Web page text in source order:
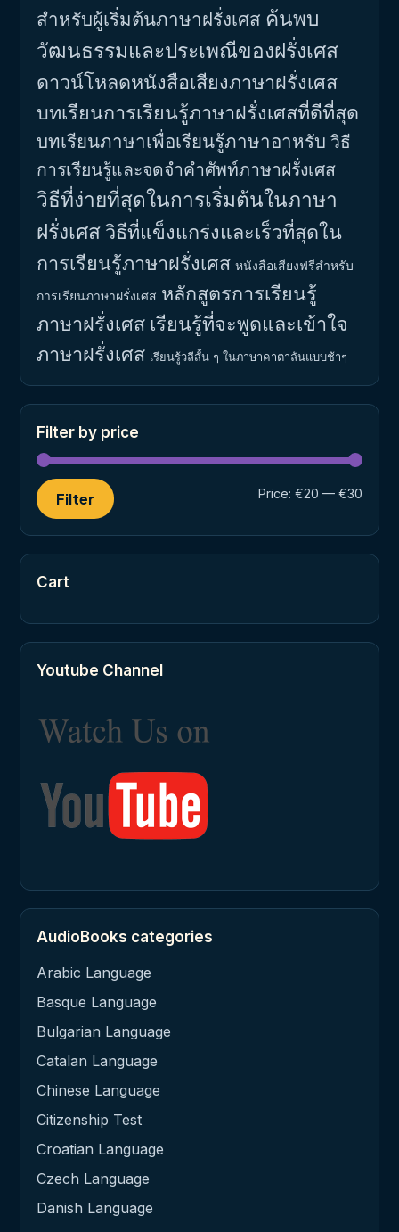
สำหรับผู้เริ่มต้นภาษาฝรั่งเศส ค้นพบ
วัฒนธรรมและประเพณีของฝรั่งเศส
ดาวน์โหลดหนังสือเสียงภาษาฝรั่งเศส
บทเรียนการเรียนรู้ภาษาฝรั่งเศสที่ดีที่สุด
บทเรียนภาษาเพื่อเรียนรู้ภาษาอาหรับ วิธี
การเรียนรู้และจดจำคำศัพท์ภาษาฝรั่งเศส
วิธีที่ง่ายที่สุดในการเริ่มต้นในภาษา
ฝรั่งเศสวิธีที่แข็งแกร่งและเร็วที่สุดใน
การเรียนรู้ภาษาฝรั่งเศส หนังสือเสียงฟรีสำหรับ
การเรียนภาษาฝรั่งเศส หลักสูตรการเรียนรู้
ภาษาฝรั่งเศส เรียนรู้ที่จะพูดและเข้าใจ
ภาษาฝรั่งเศส เรียนรู้วลีสั้น ๆ ในภาษาคาตาลันแบบช้าๆ
Filter by price
Filter Price: €20 — €30
Cart
Youtube Channel
AudioBooks categories
Arabic Language
Basque Language
Bulgarian Language
Catalan Language
Chinese Language
Citizenship Test
Croatian Language
Czech Language
Danish Language